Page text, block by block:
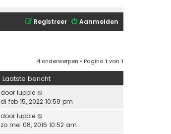
Aanmelden
Registreer
4 onderwerpen • Pagina 1 van 1
Laatste bericht
door luppie
di feb 15, 2022 10:58 pm
door luppie
zo mei 08, 2016 10:52 am